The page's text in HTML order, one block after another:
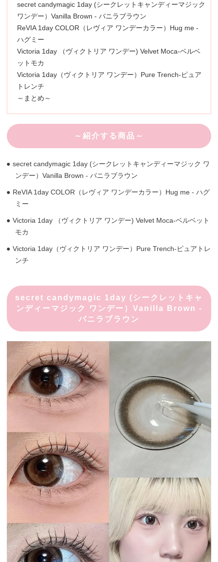
secret candymagic 1day (シークレットキャンディーマジック
ワンデー）Vanilla Brown - バニラブラウン
ReVIA 1day COLOR（レヴィア ワンデーカラー）Hug me -
ハグミー
Victoria 1day （ヴィクトリア ワンデー) Velvet Moca-ベルベ
ットモカ
Victoria 1day（ヴィクトリア ワンデー）Pure Trench-ピュア
トレンチ
～まとめ～
～紹介する商品～
secret candymagic 1day (シークレットキャンディーマジック ワ
ンデー）Vanilla Brown - バニラブラウン
ReVIA 1day COLOR（レヴィア ワンデーカラー）Hug me - ハグ
ミー
Victoria 1day （ヴィクトリア ワンデー) Velvet Moca-ベルベット
モカ
Victoria 1day（ヴィクトリア ワンデー）Pure Trench-ピュアトレ
ンチ
secret candymagic 1day (シークレットキャ
ンディーマジック ワンデー）Vanilla Brown -
バニラブラウン